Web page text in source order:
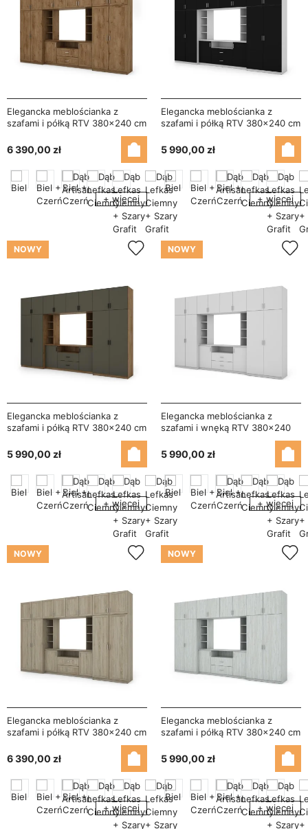
Elegancka meblościanka z
szafami i półką RTV 380×240 cm
6 390,00 zł
+ więcej
Elegancka meblościanka z
szafami i półką RTV 380×240 cm
5 990,00 zł
+ więcej
NOWY
Elegancka meblościanka z
szafami i półką RTV 380×240 cm
Dąb Lefkas / Grafit – DAKO
5 990,00 zł
+ więcej
NOWY
Elegancka meblościanka z
szafami i wnęką RTV 380×240
5 990,00 zł
+ więcej
NOWY
Elegancka meblościanka z
szafami i półką RTV 380×240 cm
6 390,00 zł
+ więcej
NOWY
Elegancka meblościanka z
szafami i półką RTV 380×240 cm
5 990,00 zł
+ więcej